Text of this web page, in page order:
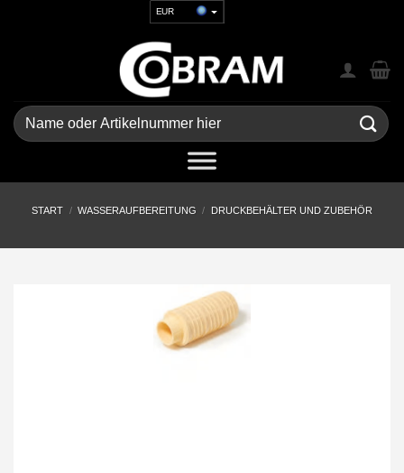
EUR
GBP
CHF
UAH
Suchen
nach:
START / WASSERAUFBEREITUNG / DRUCKBEHÄLTER UND ZUBEHÖR